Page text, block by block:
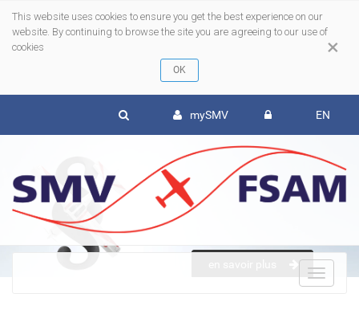
×
This website uses cookies to ensure you get the best experience on our
website. By continuing to browse the site you are agreeing to our use of
cookies
mySMV EN